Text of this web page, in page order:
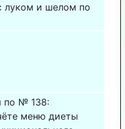
луком и шелом по
по № 138:
меню диеты